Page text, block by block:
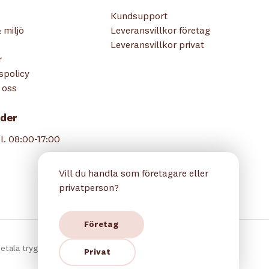
miljö
08:00-17:00
Kundsupport
Leveransvillkor företag
Leveransvillkor privat
tryggt hos oss:
Vill du handla som företagare eller
privatperson?
Företag
Privat